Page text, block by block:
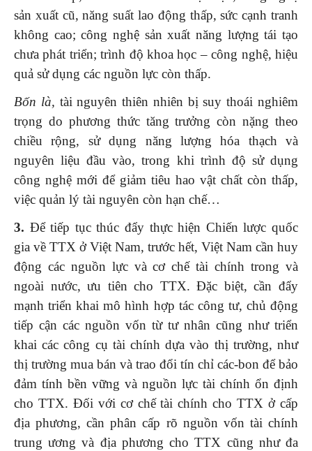
sản xuất cũ, năng suất lao động thấp, sức cạnh tranh
không cao; công nghệ sản xuất năng lượng tái tạo
chưa phát triển; trình độ khoa học – công nghệ, hiệu
quả sử dụng các nguồn lực còn thấp.
Bốn là, tài nguyên thiên nhiên bị suy thoái nghiêm
trọng do phương thức tăng trưởng còn nặng theo
chiều rộng, sử dụng năng lượng hóa thạch và
nguyên liệu đầu vào, trong khi trình độ sử dụng
công nghệ mới để giảm tiêu hao vật chất còn thấp,
việc quản lý tài nguyên còn hạn chế…
3. Để tiếp tục thúc đẩy thực hiện Chiến lược quốc
gia về TTX ở Việt Nam, trước hết, Việt Nam cần huy
động các nguồn lực và cơ chế tài chính trong và
ngoài nước, ưu tiên cho TTX. Đặc biệt, cần đẩy
mạnh triển khai mô hình hợp tác công tư, chủ động
tiếp cận các nguồn vốn từ tư nhân cũng như triển
khai các công cụ tài chính dựa vào thị trường, như
thị trường mua bán và trao đổi tín chỉ các-bon để bảo
đảm tính bền vững và nguồn lực tài chính ổn định
cho TTX. Đối với cơ chế tài chính cho TTX ở cấp
địa phương, cần phân cấp rõ nguồn vốn tài chính
trung ương và địa phương cho TTX cũng như đa